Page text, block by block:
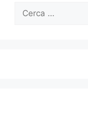
Ricerca